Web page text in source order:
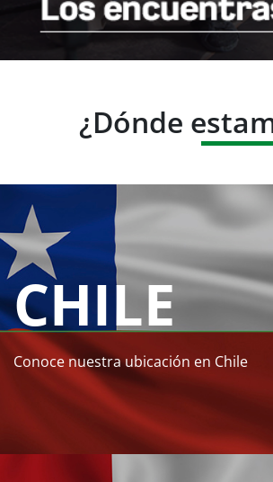
¿Dónde
CHILE
Conoce nuestra ubicación en Chile